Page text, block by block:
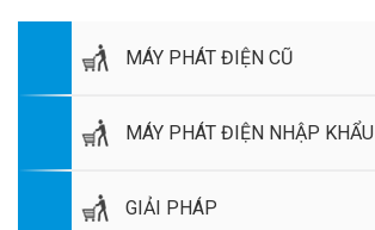
MÁY PHÁT ĐIỆN CŨ
MÁY PHÁT ĐIỆN NHẬP KHẨU
GIẢI PHÁP